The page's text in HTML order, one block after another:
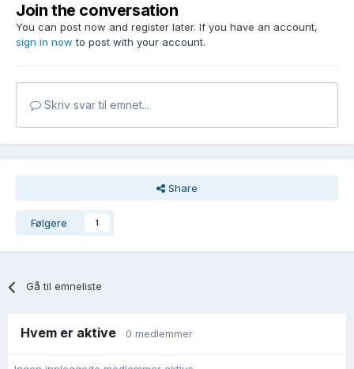
Join the conversation
You can post now and register later. If you have an account,
sign in now to post with your account.
Skriv svar til emnet...
Share
Følgere 1
Gå til emneliste
Hvem er aktive 0 medlemmer